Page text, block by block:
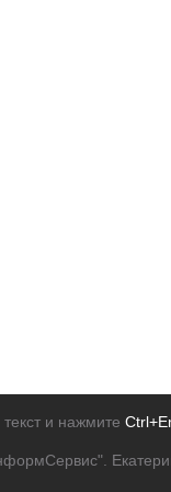
и нажмите